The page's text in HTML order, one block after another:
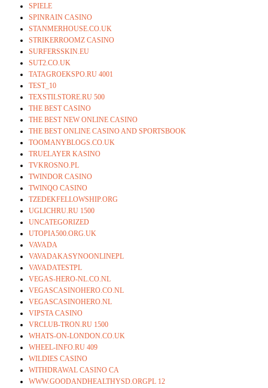
SPIELE
SPINRAIN CASINO
STANMERHOUSE.CO.UK
STRIKERROOMZ CASINO
SURFERSSKIN.EU
SUT2.CO.UK
TATAGROEKSPO.RU 4001
TEST_10
TEXSTILSTORE.RU 500
THE BEST CASINO
THE BEST NEW ONLINE CASINO
THE BEST ONLINE CASINO AND SPORTSBOOK
TOOMANYBLOGS.CO.UK
TRUELAYER KASINO
TVKROSNO.PL
TWINDOR CASINO
TWINQO CASINO
TZEDEKFELLOWSHIP.ORG
UGLICHRU.RU 1500
UNCATEGORIZED
UTOPIA500.ORG.UK
VAVADA
VAVADAKASYNOONLINEPL
VAVADATESTPL
VEGAS-HERO-NL.CO.NL
VEGASCASINOHERO.CO.NL
VEGASCASINOHERO.NL
VIPSTA CASINO
VRCLUB-TRON.RU 1500
WHATS-ON-LONDON.CO.UK
WHEEL-INFO.RU 409
WILDIES CASINO
WITHDRAWAL CASINO CA
WWW.GOODANDHEALTHYSD.ORGPL 12